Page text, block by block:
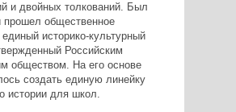
и двойных толкований. Был
прошел общественное
историко-культурный
Российским
обществом. На его основе
создать единую линейку
истории для школ.